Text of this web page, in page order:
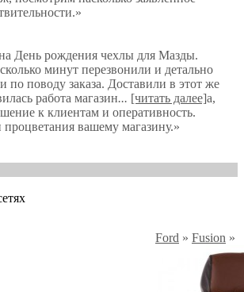
»
День рождения чехлы для Мазды.
минут перезвонили и детально
по поводу заказа. Доставили в этот же
работа магазин... [читать далее]а,
к клиентам и оперативность.
вашему магазину.»
Ford » Fusion »